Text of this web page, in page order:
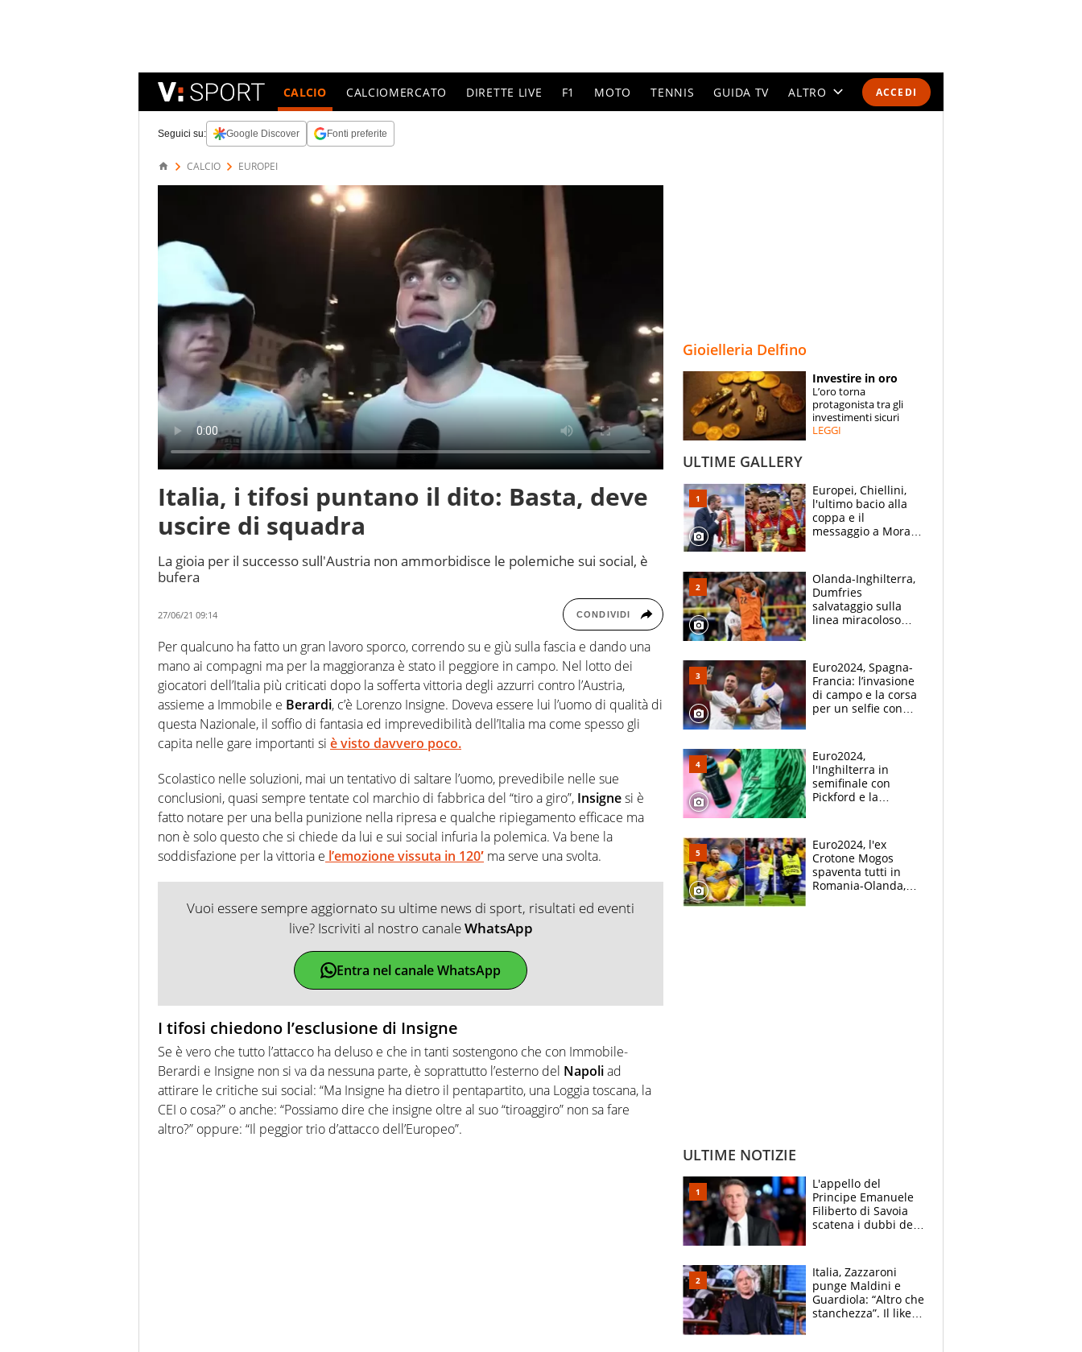
ACCEDI
CALCIO CALCIOMERCATO DIRETTE LIVE F1 MOTO TENNIS GUIDA TV ALTRO
SPECIALI
ESPERTI
Seguici su: Google Discover Fonti preferite
CALCIO EUROPEI
Italia, i tifosi puntano il dito: Basta, deve
uscire di squadra
La gioia per il successo sull'Austria non ammorbidisce le polemiche sui social, è
bufera
27/06/21 09:14 CONDIVIDI
Per qualcuno ha fatto un gran lavoro sporco, correndo su e giù sulla fascia e dando una
mano ai compagni ma per la maggioranza è stato il peggiore in campo. Nel lotto dei
giocatori dell’Italia più criticati dopo la sofferta vittoria degli azzurri contro l’Austria,
assieme a Immobile e Berardi, c’è Lorenzo Insigne. Doveva essere lui l’uomo di qualità di
questa Nazionale, il soffio di fantasia ed imprevedibilità dell’Italia ma come spesso gli
capita nelle gare importanti si è visto davvero poco.
Scolastico nelle soluzioni, mai un tentativo di saltare l’uomo, prevedibile nelle sue
conclusioni, quasi sempre tentate col marchio di fabbrica del “tiro a giro”, Insignesi è
fatto notare per una bella punizione nella ripresa e qualche ripiegamento efficace ma
non è solo questo che si chiede da lui e sui social infuria la polemica. Va bene la
soddisfazione per la vittoria e l’emozione vissuta in 120′ ma serve una svolta.
Vuoi essere sempre aggiornato su ultime news di sport, risultati ed eventi
live? Iscriviti al nostro canaleWhatsApp
Entra nel canale WhatsApp
I tifosi chiedono l’esclusione di Insigne
Se è vero che tutto l’attacco ha deluso e che in tanti sostengono che con Immobile-
Berardi e Insigne non si va da nessuna parte, è soprattutto l’esterno del Napoliad
attirare le critiche sui social: “Ma Insigne ha dietro il pentapartito, una Loggia toscana, la
CEI o cosa?” o anche: “Possiamo dire che insigne oltre al suo “tiroaggiro” non sa fare
altro?” oppure: “Il peggior trio d’attacco dell’Europeo”.
Gioielleria Delfino
Investire in oro
L’oro torna
protagonista tra gli
investimenti sicuri
LEGGI
ULTIME GALLERY
Europei, Chiellini,
l'ultimo bacio alla
coppa e il
messaggio a Morata
inglesi
Olanda-Inghilterra,
Dumfries
salvataggio sulla
linea miracoloso
montagne russe
Euro2024, Spagna-
Francia: l’invasione
di campo e la corsa
per un selfie con
Euro2024,
l'Inghilterra in
semifinale con
Pickford e la
tuffati a sinistra"
Euro2024, l'ex
Crotone Mogos
spaventa tutti in
Romania-Olanda,
ULTIME NOTIZIE
L'appello del
Principe Emanuele
Filiberto di Savoia
scatena i dubbi dei
Italia, Zazzaroni
punge Maldini e
Guardiola: “Altro che
stanchezza”. Il like